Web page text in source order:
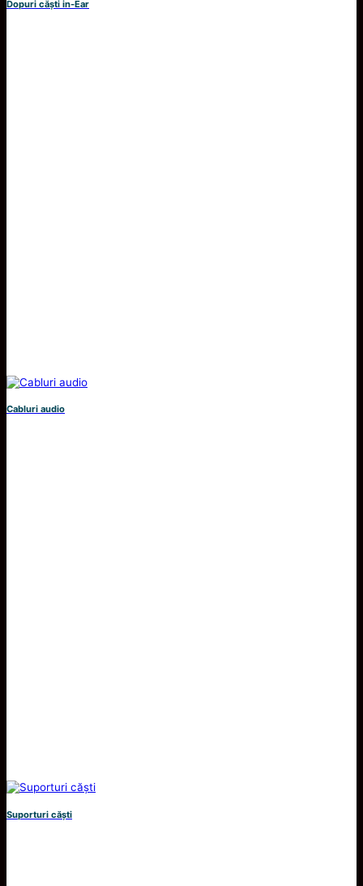
Dopuri căști in-Ear
Cabluri audio
Suporturi căști